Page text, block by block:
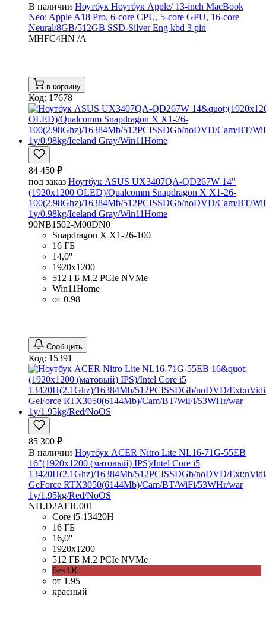
В наличии Ноутбук Ноутбук Apple/ 13-inch MacBook
Neo: Apple A18 Pro, 6-core CPU, 5-core GPU, 16-core
Neural/8GB/512GB SSD-Silver Eng kbd 3 pin
MHFC4HN /A
в корзину
Код: 17678
84 450 ₽
под заказ Ноутбук ASUS UX3407QA-QD267W 14"
(1920x1200 OLED)/Qualcomm Snapdragon X X1-26-
100(2.98Ghz)/16384Mb/512PCISSDGb/noDVD/Cam/BT/
1y/0.98kg/Iceland Gray/Win11Home
90NB1502-M00DN0
Snapdragon X X1-26-100
16 ГБ
14,0''
1920x1200
512 ГБ M.2 PCIe NVMe
Win11Home
от 0.98
Сообщить
Код: 15391
85 300 ₽
В наличии Ноутбук ACER Nitro Lite NL16-71G-55EB
16"(1920x1200 (матовый) IPS)/Intel Core i5
13420H(2.1Ghz)/16384Mb/512PCISSDGb/noDVD/
GeForce RTX3050(6144Mb)/Cam/BT/WiFi/53WHr/war
1y/1.95kg/Red/NoOS
NH.D2AER.001
Core i5-13420H
16 ГБ
16,0''
1920x1200
512 ГБ M.2 PCIe NVMe
без ОС
от 1.95
красный